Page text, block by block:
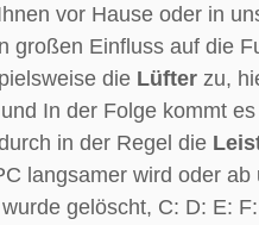
vor Hause oder in
großen Einfluss auf die
die Lüfter zu,
In der Folge kommt
in der Regel die
langsamer wird oder
wurde gelöscht, C: D: E: